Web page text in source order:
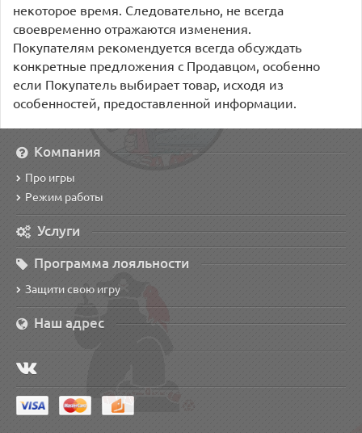
некоторое время. Следовательно, не всегда
своевременно отражаются изменения.
Покупателям рекомендуется всегда обсуждать
конкретные предложения с Продавцом, особенно
если Покупатель выбирает товар, исходя из
особенностей, предоставленной информации.
Компания
Про игры
Режим работы
Услуги
Программа лояльности
Защити свою игру
Наш адрес